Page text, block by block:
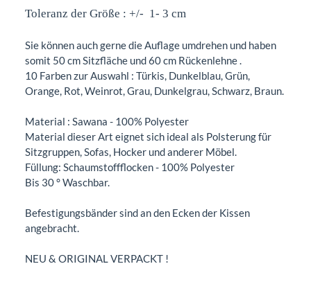
Toleranz der Größe : +/- 1- 3 cm
Sie können auch gerne die Auflage umdrehen und haben
somit 50 cm Sitzfläche und 60 cm Rückenlehne .
10 Farben zur Auswahl : Türkis, Dunkelblau, Grün,
Orange, Rot, Weinrot, Grau, Dunkelgrau, Schwarz, Braun.
Material : Sawana - 100% Polyester
Material dieser Art eignet sich ideal als Polsterung für
Sitzgruppen, Sofas, Hocker und anderer Möbel.
Füllung: Schaumstoffflocken - 100% Polyester
Bis 30 ° Waschbar.
Befestigungsbänder sind an den Ecken der Kissen
angebracht.
NEU & ORIGINAL VERPACKT !